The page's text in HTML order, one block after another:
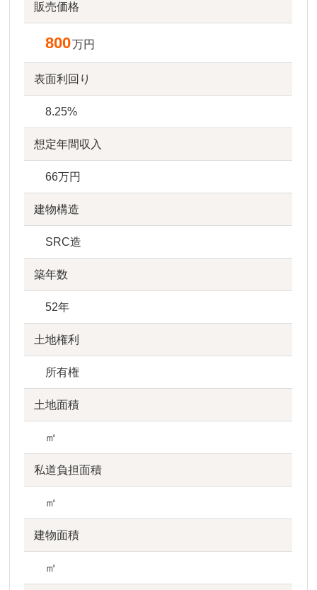
販売価格
800万円
表面利回り
8.25%
想定年間収入
66万円
建物構造
SRC造
築年数
52年
土地権利
所有権
土地面積
㎡
私道負担面積
㎡
建物面積
㎡